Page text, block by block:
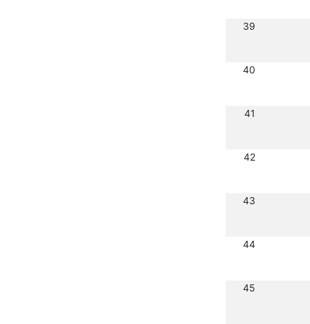
39
40
41
42
43
44
45